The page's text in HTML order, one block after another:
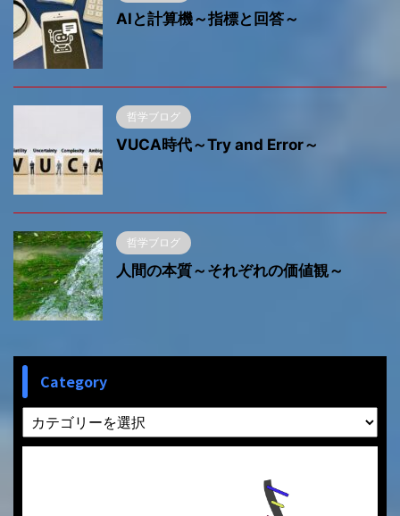
AIと計算機～指標と回答～
哲学ブログ
VUCA時代～Try and Error～
哲学ブログ
人間の本質～それぞれの価値観～
Category